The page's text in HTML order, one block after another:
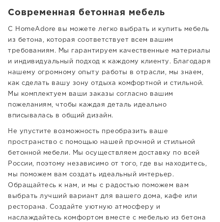
Современная бетонная мебель
С HomeAdore вы можете легко выбрать и купить мебель
из бетона, которая соответствует всем вашим
требованиям. Мы гарантируем качественные материалы
и индивидуальный подход к каждому клиенту. Благодаря
нашему огромному опыту работы в отрасли, мы знаем,
как сделать вашу зону отдыха комфортной и стильной.
Мы комплектуем ваши заказы согласно вашим
пожеланиям, чтобы каждая деталь идеально
вписывалась в общий дизайн.
Не упустите возможность преобразить ваше
пространство с помощью нашей прочной и стильной
бетонной мебели. Мы осуществляем доставку по всей
России, поэтому независимо от того, где вы находитесь,
мы поможем вам создать идеальный интерьер.
Обращайтесь к нам, и мы с радостью поможем вам
выбрать лучший вариант для вашего дома, кафе или
ресторана. Создайте уютную атмосферу и
наслаждайтесь комфортом вместе с мебелью из бетона